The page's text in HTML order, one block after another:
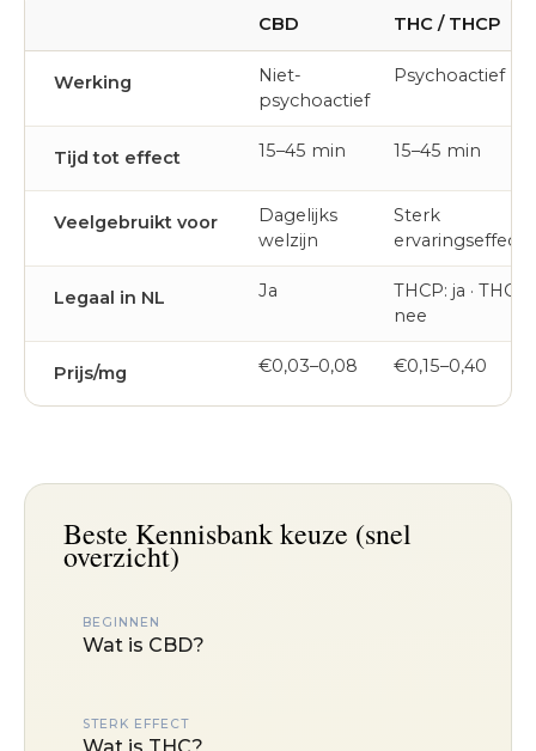
CBD THC / THCP
Werking
Niet-
psychoactief
Psychoactief
Tijd tot effect 15–45 min 15–45 min
Veelgebruikt voor
Dagelijks
welzijn
Sterk
ervaringseffect
Legaal in NL Ja
THCP: ja · THC:
nee
Prijs/mg €0,03–0,08 €0,15–0,40
Beste Kennisbank keuze (snel
overzicht)
BEGINNEN
Wat is CBD?
STERK EFFECT